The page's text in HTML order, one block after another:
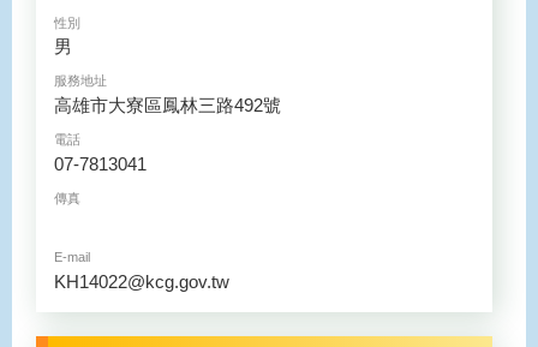
性別
男
服務地址
高雄市大寮區鳳林三路492號
電話
07-7813041
傳真
E-mail
KH14022@kcg.gov.tw